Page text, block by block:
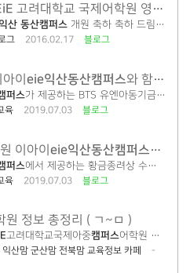
고려대학교 국제어학원 영어교육 프로그램
산 동산캠퍼스 개원 축하 축하 드림니다. 고려대학교 국제어학원 교수진이 개발/감수한
그 2016.02.17 블로그
이 eie익산동산캠퍼스와 함께 합니다.
퍼스가 제공하는 BTS 유엔아동기금 유니세프(UNICEF) 연설로 배우는 오늘의 표현영어 초등중등영어는 시작이 중요합니다. SKY를 넘어 세계를 향한 우리아이 영어는...
육 2019.07.03 블로그
이아이 eie익산동산캠퍼스에서
퍼스에서 제공하는 황금종려상 수상작 기생충 Parasite에서 찾아 본 한국어 대사의 영미식 표현 함께 확인해 볼까요? 초등중등영어는 시작이 중요합니다 SKY를 넘어 세계를 향한...
육 2019.07.03 블로그
원 정보 총정리 ( ㄱ~ㅁ )
고려대학교국제아중캠퍼스어학원 전주시 덕진구 한배미6길 26 , 2층 일부 (인후동1가, 동화유치원) G:지잉글리쉬전주어학원 전주시 덕진구 세병로 28 , 401호, 402호 (송천동2가)...
산맘 군산맘 전북맘 교육정보 카페
-